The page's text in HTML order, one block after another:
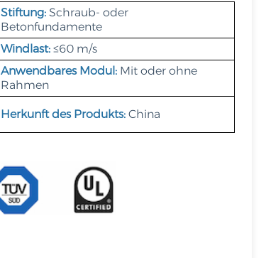
Stiftung: Schraub- oder
Betonfundamente
Windlast: ≤60 m/s
Anwendbares Modul: Mit oder ohne
Rahmen
Herkunft des Produkts: China